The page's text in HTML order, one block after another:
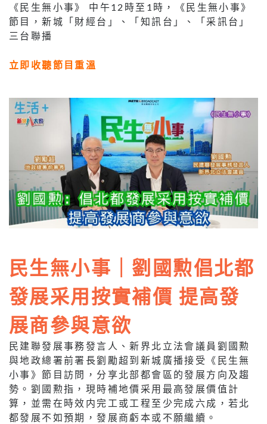
《民生無小事》 中午12時至1時，《民生無小事》
節目，新城「財經台」、「知訊台」、「采訊台」
三台聯播
立即收聽節目重溫
民生無小事｜劉國勲倡北都
發展采用按實補價 提高發
展商參與意欲
民建聯發展事務發言人、新界北立法會議員劉國勲
與地政總署前署長劉勵超到新城廣播接受《民生無
小事》節目訪問，分享北部都會區的發展方向及趨
勢。劉國勲指，現時補地價采用最高發展價值計
算，並需在時效内完工或工程至少完成六成，若北
都發展不如預期，發展商虧本或不願繼續。